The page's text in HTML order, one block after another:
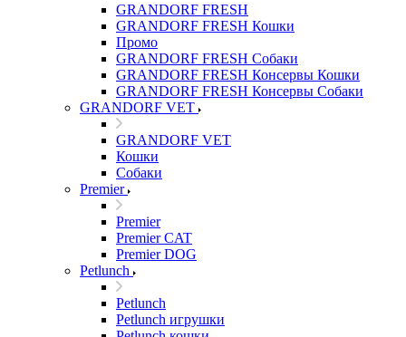
GRANDORF FRESH
GRANDORF FRESH Кошки
Промо
GRANDORF FRESH Собаки
GRANDORF FRESH Консервы Кошки
GRANDORF FRESH Консервы Собаки
GRANDORF VET
GRANDORF VET
Кошки
Собаки
Premier
Premier
Premier CAT
Premier DOG
Petlunch
Petlunch
Petlunch игрушки